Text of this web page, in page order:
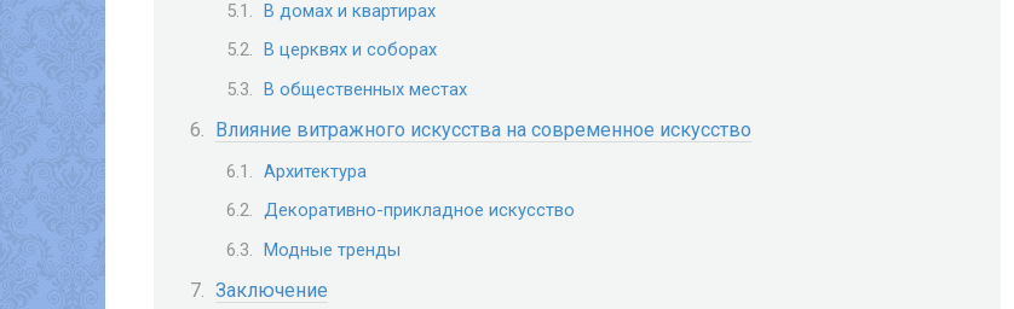
В домах и квартирах
В церквях и соборах
В общественных местах
Влияние витражного искусства на современное искусство
Архитектура
Декоративно-прикладное искусство
Модные тренды
Заключение